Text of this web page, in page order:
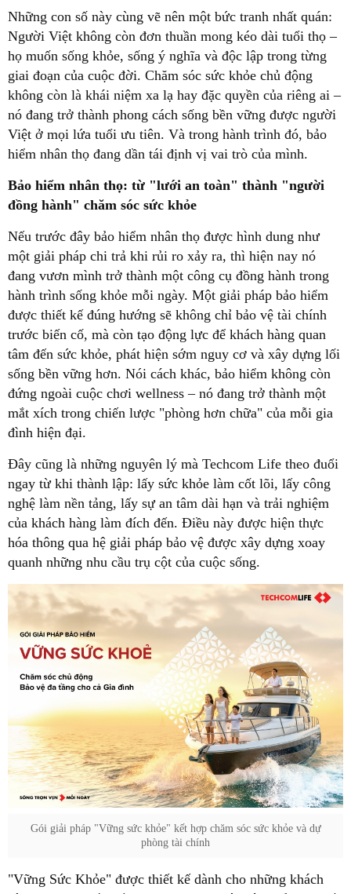
Những con số này cùng vẽ nên một bức tranh nhất quán:
Người Việt không còn đơn thuần mong kéo dài tuổi thọ –
họ muốn sống khỏe, sống ý nghĩa và độc lập trong từng
giai đoạn của cuộc đời. Chăm sóc sức khỏe chủ động
không còn là khái niệm xa lạ hay đặc quyền của riêng ai –
nó đang trở thành phong cách sống bền vững được người
Việt ở mọi lứa tuổi ưu tiên. Và trong hành trình đó, bảo
hiểm nhân thọ đang dần tái định vị vai trò của mình.
Bảo hiểm nhân thọ: từ "lưới an toàn" thành "người
đồng hành" chăm sóc sức khỏe
Nếu trước đây bảo hiểm nhân thọ được hình dung như
một giải pháp chi trả khi rủi ro xảy ra, thì hiện nay nó
đang vươn mình trở thành một công cụ đồng hành trong
hành trình sống khỏe mỗi ngày. Một giải pháp bảo hiểm
được thiết kế đúng hướng sẽ không chỉ bảo vệ tài chính
trước biến cố, mà còn tạo động lực để khách hàng quan
tâm đến sức khỏe, phát hiện sớm nguy cơ và xây dựng lối
sống bền vững hơn. Nói cách khác, bảo hiểm không còn
đứng ngoài cuộc chơi wellness – nó đang trở thành một
mắt xích trong chiến lược "phòng hơn chữa" của mỗi gia
đình hiện đại.
Đây cũng là những nguyên lý mà Techcom Life theo đuổi
ngay từ khi thành lập: lấy sức khỏe làm cốt lõi, lấy công
nghệ làm nền tảng, lấy sự an tâm dài hạn và trải nghiệm
của khách hàng làm đích đến. Điều này được hiện thực
hóa thông qua hệ giải pháp bảo vệ được xây dựng xoay
quanh những nhu cầu trụ cột của cuộc sống.
Gói giải pháp "Vững sức khỏe" kết hợp chăm sóc sức khỏe và dự
phòng tài chính
"Vững Sức Khỏe" được thiết kế dành cho những khách